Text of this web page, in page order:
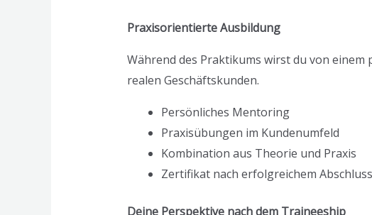
Praxisorientierte Ausbildung
Während des Praktikums wirst du von
realen Geschäftskunden.
Persönliches Mentoring
Praxisübungen im Kundenumfeld
Kombination aus Theorie und Praxis
Zertifikat nach erfolgreichem Abschluss
Deine Perspektive nach dem Traineeship